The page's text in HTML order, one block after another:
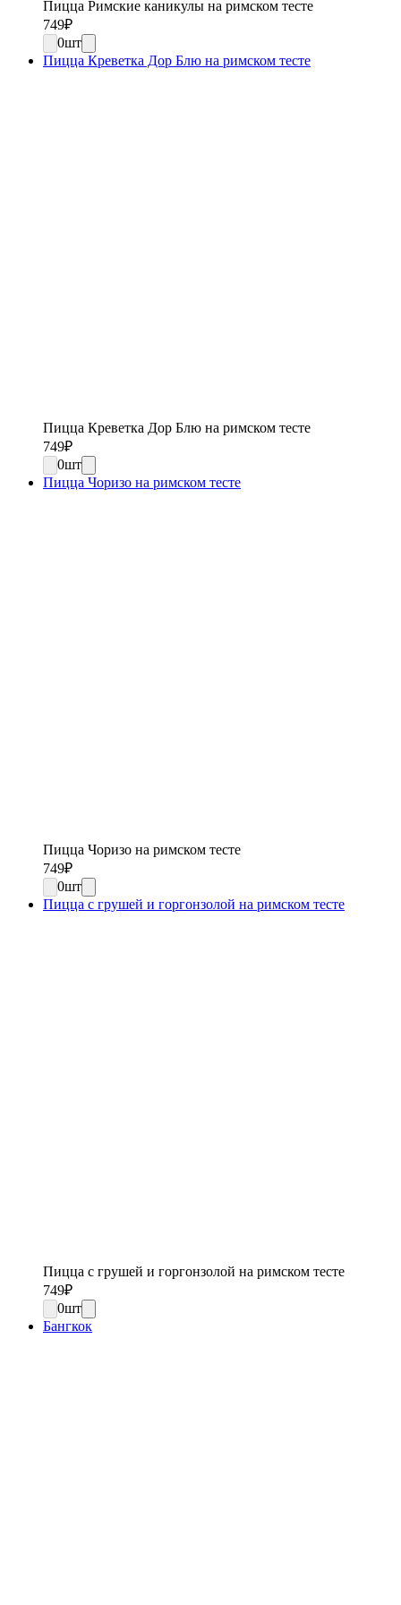
Пицца Римские каникулы на римском тесте
749₽
0шт
Пицца Креветка Дор Блю на римском тесте
Пицца Креветка Дор Блю на римском тесте
749₽
0шт
Пицца Чоризо на римском тесте
Пицца Чоризо на римском тесте
749₽
0шт
Пицца с грушей и горгонзолой на римском тесте
Пицца с грушей и горгонзолой на римском тесте
749₽
0шт
Бангкок